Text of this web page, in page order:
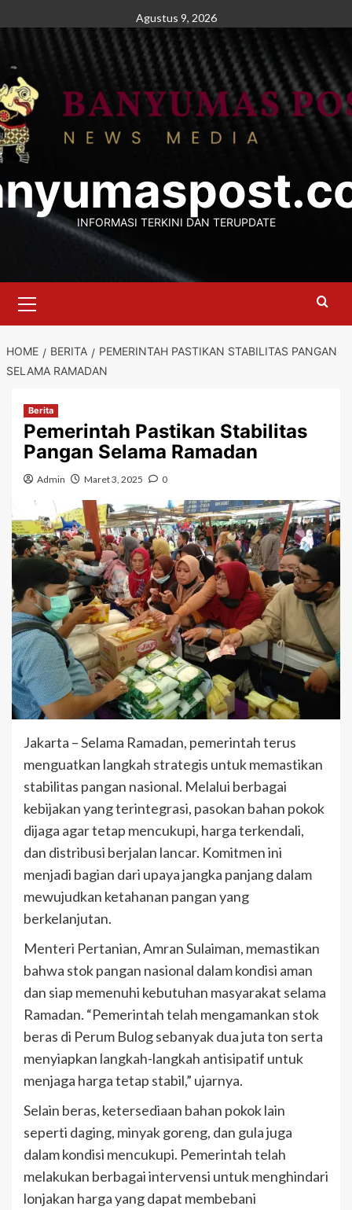
to
Agustus 9, 2026
INFORMASI TERKINI DAN TERUPDATE
Menu
HOME BERITA
PEMERINTAH PASTIKAN STABILITAS PANGAN
SELAMA RAMADAN
Berita
Pemerintah Pastikan Stabilitas
Pangan Selama Ramadan
Admin Maret 3, 2025 0
Jakarta – Selama Ramadan, pemerintah terus
menguatkan langkah strategis untuk memastikan
stabilitas pangan nasional. Melalui berbagai
kebijakan yang terintegrasi, pasokan bahan pokok
dijaga agar tetap mencukupi, harga terkendali,
dan distribusi berjalan lancar. Komitmen ini
menjadi bagian dari upaya jangka panjang dalam
mewujudkan ketahanan pangan yang
berkelanjutan.
Menteri Pertanian, Amran Sulaiman, memastikan
bahwa stok pangan nasional dalam kondisi aman
dan siap memenuhi kebutuhan masyarakat selama
Ramadan. “Pemerintah telah mengamankan stok
beras di Perum Bulog sebanyak dua juta ton serta
menyiapkan langkah-langkah antisipatif untuk
menjaga harga tetap stabil,” ujarnya.
Selain beras, ketersediaan bahan pokok lain
seperti daging, minyak goreng, dan gula juga
dalam kondisi mencukupi. Pemerintah telah
melakukan berbagai intervensi untuk menghindari
lonjakan harga yang dapat membebani